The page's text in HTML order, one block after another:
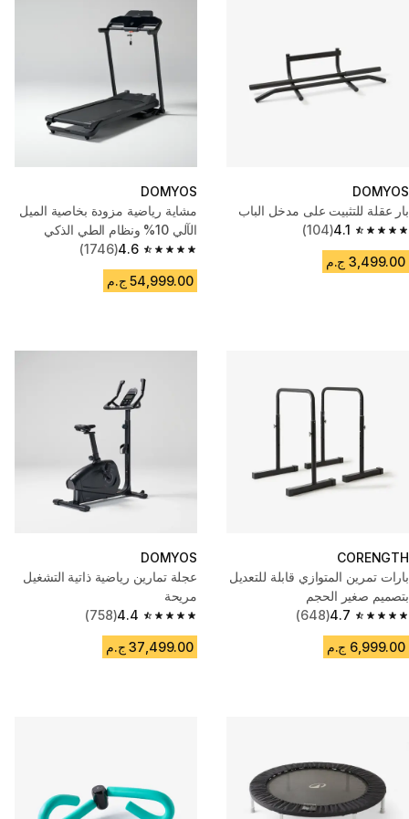
DOMYOS
بار عقلة للتثبيت على مدخل الباب
4.1
4.1 out of 5 stars from 104 reviews
(104)
3,499.00 ج.م
DOMYOS
مشاية رياضية مزودة بخاصية الميل
الآلي 10% ونظام الطي الذكي
4.6
4.6 out of 5 stars from 1746 reviews
(1746)
54,999.00 ج.م
CORENGTH
بارات تمرين المتوازي قابلة للتعديل
بتصميم صغير الحجم
4.7
4.7 out of 5 stars from 648 reviews
(648)
6,999.00 ج.م
DOMYOS
عجلة تمارين رياضية ذاتية التشغيل
مريحة
4.4
4.4 out of 5 stars from 758 reviews
(758)
37,499.00 ج.م